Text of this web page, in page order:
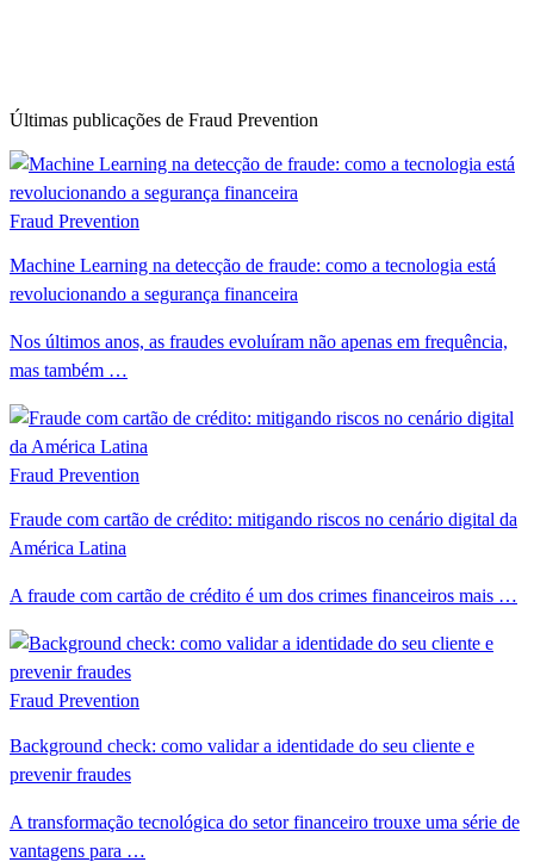
Últimas publicações de Fraud Prevention
Fraud Prevention
Machine Learning na detecção de fraude: como a tecnologia está
revolucionando a segurança financeira
Nos últimos anos, as fraudes evoluíram não apenas em frequência,
mas também …
Fraud Prevention
Fraude com cartão de crédito: mitigando riscos no cenário digital da
América Latina
A fraude com cartão de crédito é um dos crimes financeiros mais …
Fraud Prevention
Background check: como validar a identidade do seu cliente e
prevenir fraudes
A transformação tecnológica do setor financeiro trouxe uma série de
vantagens para …